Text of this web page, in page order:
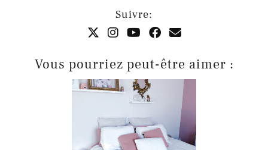
Suivre:
Vous pourriez peut-être aimer :